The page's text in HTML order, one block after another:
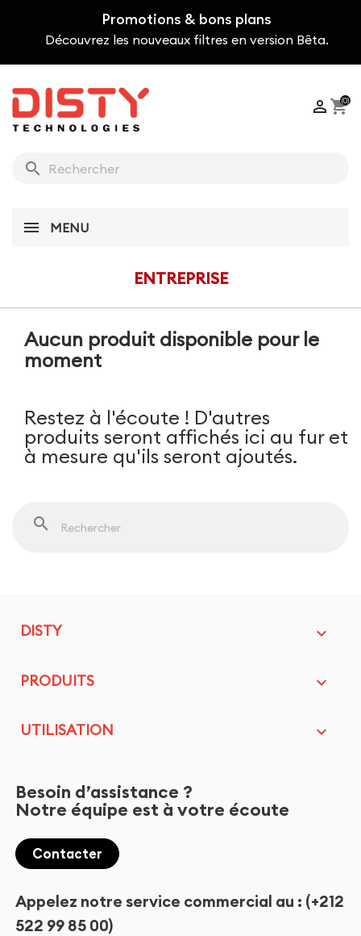
Promotions & bons plans
Découvrez les nouveaux filtres en version Bêta.
search
 shopping_cart
(0)
MENU
ENTREPRISE
Aucun produit disponible pour le
moment
Restez à l'écoute ! D'autres
produits seront affichés ici au fur et
à mesure qu'ils seront ajoutés.
search
DISTY 
PRODUITS 
UTILISATION 
Besoin d’assistance ?
Notre équipe est à votre écoute
Contacter
Appelez notre service commercial au : (+212
522 99 85 00)